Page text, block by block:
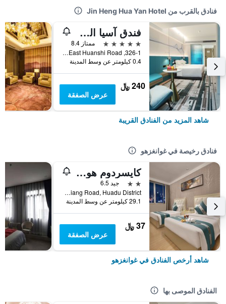
فنادق بالقرب من Jin Heng Hua Yan Hotel
فندق آسيا الدولي غوانغدونغ
5 نجوم
ممتاز 8.4
326-1, East Huanshi Road, غوانغزهو, الصين
0.4 كيلومتر عن وسط المدينة
240 ﷼
عرض الصفقة
شاهد المزيد من الفنادق القريبة
فنادق رخيصة في غوانغزهو
كايسردوم هوتل أيربورت برانش
2 نجمتين
جيد 6.5
No. 2 Shunxiang Road, Huadu District, غوانغزهو, الصين
29.1 كيلومتر عن وسط المدينة
37 ﷼
عرض الصفقة
شاهد أرخص الفنادق في غوانغزهو
الفنادق الموصى بها